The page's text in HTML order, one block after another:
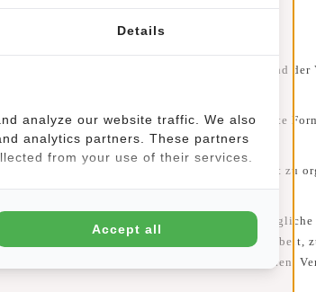
Mit ihrem schlanken Design und der
für Ihren Alltag.
wichtigen Dinge zu verstauen. Die kompakte
ermöglichen, Ihre Habseligkeiten effizient zu
Tasche.
sondern auch widerstandsfähig gegen alltägliche
jedes Outfit, egal ob Sie auf dem Weg zur Arbeit,
ohne Kompromisse beim Stil einzugehen.
Details
analyze our website traffic. We also
analytics partners. These partners
from your use of their services.
Accept all